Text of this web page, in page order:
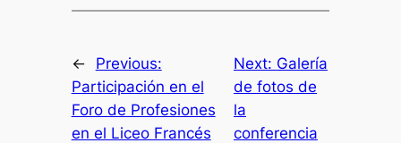
←
Previous:
Participación en el
Foro de Profesiones
en el Liceo Francés
Next: Galería
de fotos de
la
conferencia